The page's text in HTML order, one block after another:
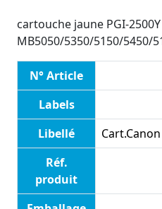
cartouche jaune PGI-2500Y
MB5050/5350/5150/5450/
N° Article
Labels
Libellé
Réf.
produit